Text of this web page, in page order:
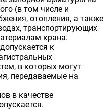
(в том числе и
отопления, а также
транспортирующих
крана.
к
в которых могут
передаваемые на
в качестве